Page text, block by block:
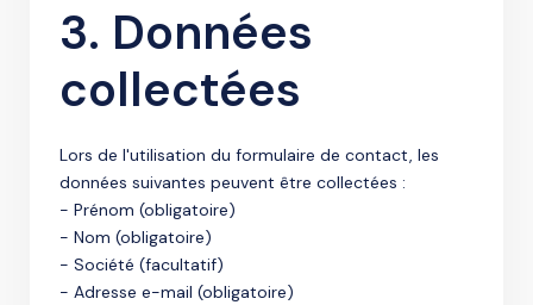
3. Données
collectées
Lors de l'utilisation du formulaire de contact, les
données suivantes peuvent être collectées :
- Prénom (obligatoire)
- Nom (obligatoire)
- Société (facultatif)
- Adresse e-mail (obligatoire)